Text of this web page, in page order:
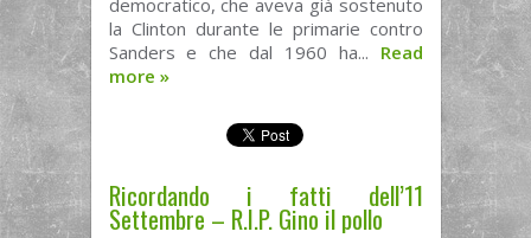
democratico, che aveva già sostenuto
la Clinton durante le primarie contro
Sanders e che dal 1960 ha... Read
more »
Ricordando i fatti dell’11
Settembre – R.I.P. Gino il pollo